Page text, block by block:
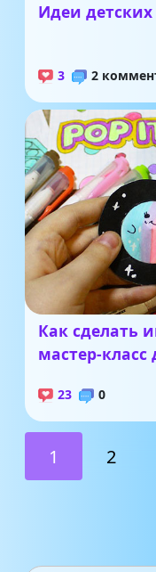
Идеи
3 2
Как сделать
мастер-класс
23 0
1 2